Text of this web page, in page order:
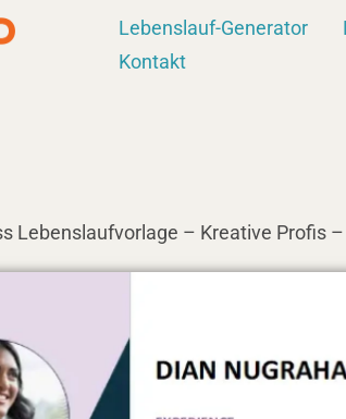
Lebenslauf-Generator
Kontakt
Lebenslaufvorlage – Kreative Profis